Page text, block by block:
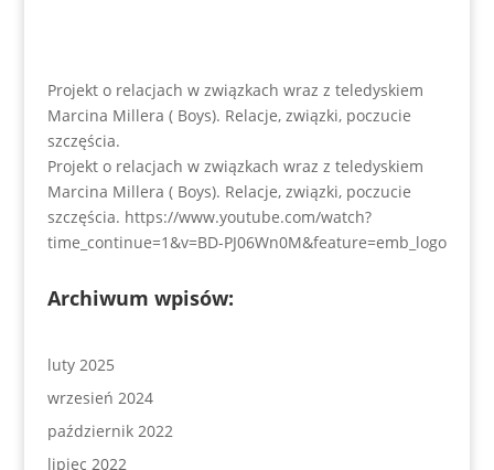
Projekt o relacjach w związkach wraz z teledyskiem
Marcina Millera ( Boys). Relacje, związki, poczucie
szczęścia.
Projekt o relacjach w związkach wraz z teledyskiem
Marcina Millera ( Boys). Relacje, związki, poczucie
szczęścia. https://www.youtube.com/watch?
time_continue=1&v=BD-PJ06Wn0M&feature=emb_logo
Archiwum wpisów:
luty 2025
wrzesień 2024
październik 2022
lipiec 2022